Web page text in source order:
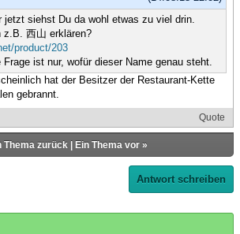
jetzt siehst Du da wohl etwas zu viel drin.
z.B. 西山 erklären?
product/203
Frage ist nur, wofür dieser Name genau steht.
hat der Besitzer der Restaurant-Kette
gebrannt.
Quote
Thema zurück| Ein Thema vor»
Antwort schreiben